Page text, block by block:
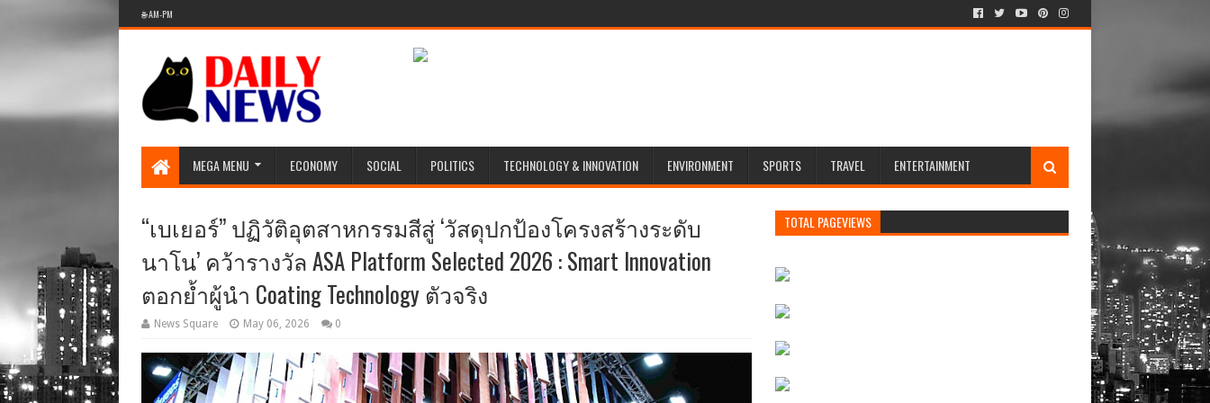
🌐 AM-PM
MEGA MENU ECONOMY SOCIAL POLITICS TECHNOLOGY & INNOVATION ENVIRONMENT SPORTS TRAVEL ENTERTAINMENT
“เบเยอร์” ปฏิวัติอุตสาหกรรมสีสู่ ‘วัสดุปกป้องโครงสร้างระดับ
นาโน’ คว้ารางวัล ASA Platform Selected 2026 : Smart Innovation
ตอกย้ำผู้นำ Coating Technology ตัวจริง
News Square May 06, 2026 0
TOTAL PAGEVIEWS